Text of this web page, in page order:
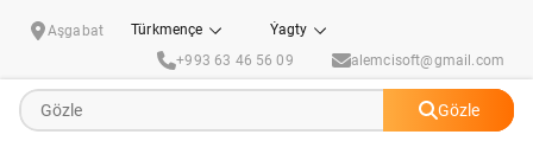
Aşgabat Türkmençe
Ýagty
+993 63 46 56 09
alemcisoft@gmail.com
Gözle